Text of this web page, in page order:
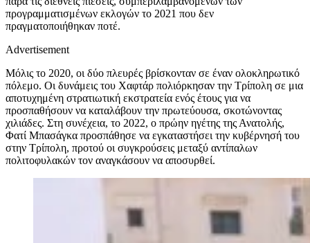
προγραμματισμένων εκλογών το 2021 που δεν
πραγματοποιήθηκαν ποτέ.
Advertisement
Μόλις το 2020, οι δύο πλευρές βρίσκονταν σε έναν ολοκληρωτικό
πόλεμο. Οι δυνάμεις του Χαφτάρ πολιόρκησαν την Τρίπολη σε μια
αποτυχημένη στρατιωτική εκστρατεία ενός έτους για να
προσπαθήσουν να καταλάβουν την πρωτεύουσα, σκοτώνοντας
χιλιάδες. Στη συνέχεια, το 2022, ο πρώην ηγέτης της Ανατολής,
Φατί Μπασάγκα προσπάθησε να εγκαταστήσει την κυβέρνησή του
στην Τρίπολη, προτού οι συγκρούσεις μεταξύ αντίπαλων
πολιτοφυλακών τον αναγκάσουν να αποσυρθεί.